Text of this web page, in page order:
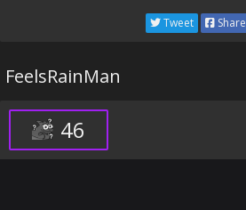
Tweet Share
FeelsRainMan
46